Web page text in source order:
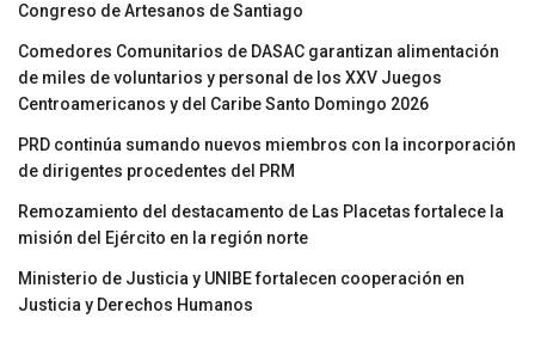
Congreso de Artesanos de Santiago
Comedores Comunitarios de DASAC garantizan alimentación
de miles de voluntarios y personal de los XXV Juegos
Centroamericanos y del Caribe Santo Domingo 2026
PRD continúa sumando nuevos miembros con la incorporación
de dirigentes procedentes del PRM
Remozamiento del destacamento de Las Placetas fortalece la
misión del Ejército en la región norte
Ministerio de Justicia y UNIBE fortalecen cooperación en
Justicia y Derechos Humanos